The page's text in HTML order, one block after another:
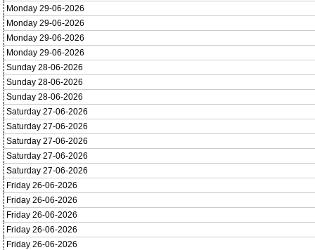
Monday 29-06-2026
Monday 29-06-2026
Monday 29-06-2026
Monday 29-06-2026
Sunday 28-06-2026
Sunday 28-06-2026
Sunday 28-06-2026
Saturday 27-06-2026
Saturday 27-06-2026
Saturday 27-06-2026
Saturday 27-06-2026
Saturday 27-06-2026
Friday 26-06-2026
Friday 26-06-2026
Friday 26-06-2026
Friday 26-06-2026
Friday 26-06-2026